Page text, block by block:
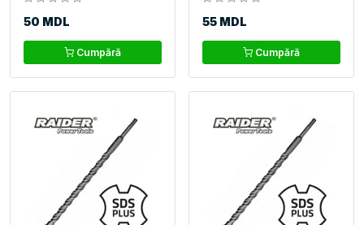
50 MDL
Cumpără
55 MDL
Cumpără